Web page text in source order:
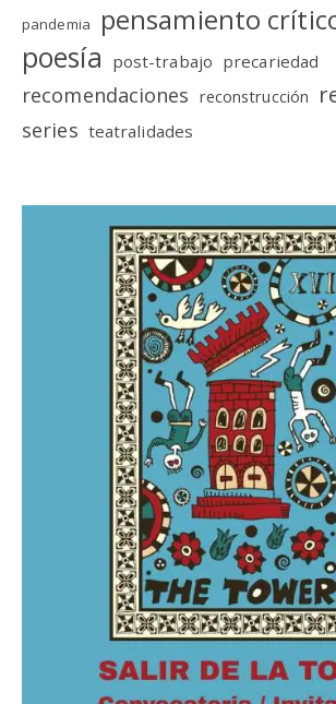
pandemia pensamiento
poesía post-trabajo precariedad
recomendaciones reconstrucción
series teatralidades